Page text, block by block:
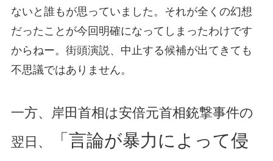
ないと誰もが思っていました。それが全くの幻想
だったことが今回明確になってしまったわけです
からねー。街頭演説、中止する候補が出てきても
不思議ではありません。
一方、岸田首相は安倍元首相銃撃事件の
翌日、
「言論が暴力によって侵